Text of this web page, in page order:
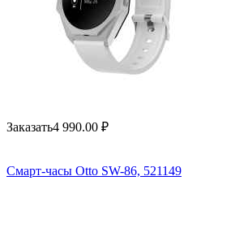
Заказать4 990.00 ₽
Смарт-часы Otto SW-86, 521149